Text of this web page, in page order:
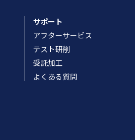
サポート
アフターサービス
テスト研削
受託加工
よくある質問